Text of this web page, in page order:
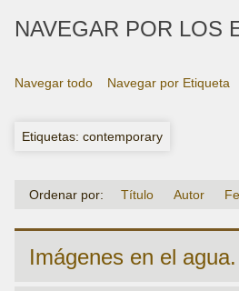
NAVEGAR POR LOS
Navegar todo Navegar por Etiqueta
Etiquetas: contemporary
Ordenar por: Título Autor
Imágenes en el